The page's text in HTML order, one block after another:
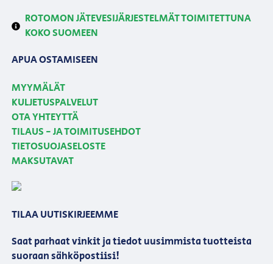
ROTOMON JÄTEVESIJÄRJESTELMÄT TOIMITETTUNA
KOKO SUOMEEN
APUA OSTAMISEEN
MYYMÄLÄT
KULJETUSPALVELUT
OTA YHTEYTTÄ
TILAUS - JA TOIMITUSEHDOT
TIETOSUOJASELOSTE
MAKSUTAVAT
TILAA UUTISKIRJEEMME
Saat parhaat vinkit ja tiedot uusimmista tuotteista
suoraan sähköpostiisi!